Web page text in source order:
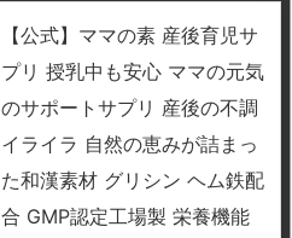
【公式】ママの素 産後育児サ
プリ 授乳中も安心 ママの元気
のサポートサプリ 産後の不調
イライラ 自然の恵みが詰まっ
た和漢素材 グリシン ヘム鉄配
合 GMP認定工場製 栄養機能